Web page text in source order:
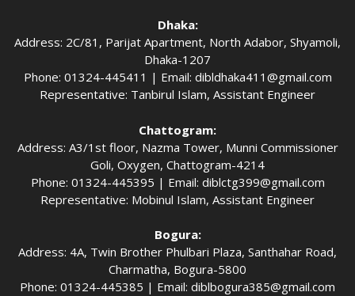
Dhaka:
Address: 2C/81, Parijat Apartment, North Adabor, Shyamoli,
Dhaka-1207
Phone: 01324-445411 | Email: dibldhaka411@gmail.com
Representative: Tanbirul Islam, Assistant Engineer
Chattogram:
Address: A3/1st floor, Nazma Tower, Munni Commissioner
Goli, Oxygen, Chattogram-4214
Phone: 01324-445395 | Email: diblctg399@gmail.com
Representative: Mobinul Islam, Assistant Engineer
Bogura:
Address: 4A, Twin Brother Phulbari Plaza, Santhahar Road,
Charmatha, Bogura-5800
Phone: 01324-445385 | Email: diblbogura385@gmail.com